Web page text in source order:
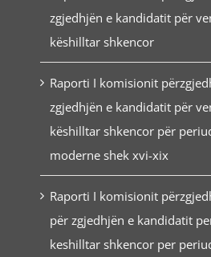
zgjedhjën e kandidatit për
këshilltar shkencor
Raporti I komisionit
zgjedhjën e kandidatit për
këshilltar shkencor për
moderne shek xvi-xix
Raporti I komisionit
për zgjedhjën e kandidatit
keshilltar shkencor per